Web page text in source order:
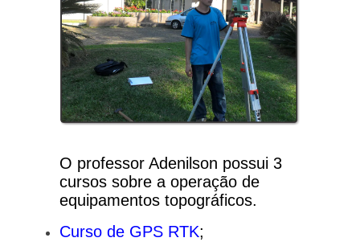
O professor Adenilson possui 3
cursos sobre a operação de
equipamentos topográficos.
Curso de GPS RTK;